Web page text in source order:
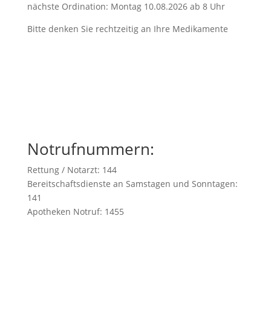
nächste Ordination: Montag 10.08.2026 ab 8 Uhr
Bitte denken Sie rechtzeitig an Ihre Medikamente
Notrufnummern:
Rettung / Notarzt: 144
Bereitschaftsdienste an Samstagen und Sonntagen:
141
Apotheken Notruf: 1455